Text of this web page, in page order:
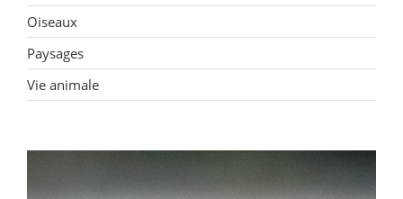
Oiseaux
Paysages
Vie animale